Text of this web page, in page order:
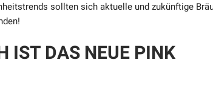
sollten sich aktuelle und zukünftige
IST DAS NEUE PINK